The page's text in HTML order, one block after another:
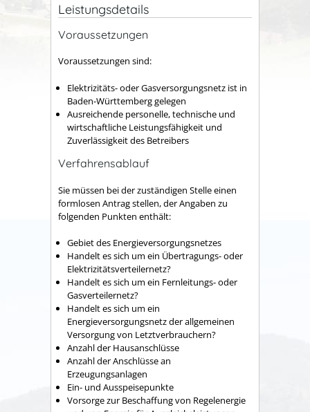
Leistungsdetails
Voraussetzungen
Voraussetzungen sind:
Elektrizitäts- oder Gasversorgungsnetz ist in
Baden-Württemberg gelegen
Ausreichende personelle, technische und
wirtschaftliche Leistungsfähigkeit und
Zuverlässigkeit des Betreibers
Verfahrensablauf
Sie müssen bei der zuständigen Stelle einen
formlosen Antrag stellen, der Angaben zu
folgenden Punkten enthält:
Gebiet des Energieversorgungsnetzes
Handelt es sich um ein Übertragungs- oder
Elektrizitätsverteilernetz?
Handelt es sich um ein Fernleitungs- oder
Gasverteilernetz?
Handelt es sich um ein
Energieversorgungsnetz der allgemeinen
Versorgung von Letztverbrauchern?
Anzahl der Hausanschlüsse
Anzahl der Anschlüsse an
Erzeugungsanlagen
Ein- und Ausspeisepunkte
Vorsorge zur Beschaffung von Regelenergie